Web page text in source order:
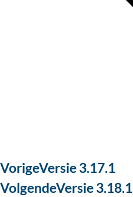
VorigeVersie 3.17.1
VolgendeVersie 3.18.1